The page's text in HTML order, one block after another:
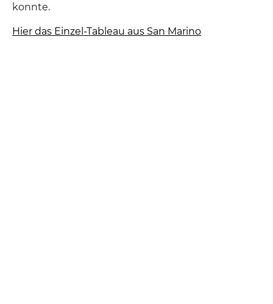
konnte.
Hier das Einzel-Tableau aus San Marino